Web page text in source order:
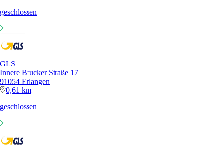
geschlossen
GLS
Innere Brucker Straße 17
91054 Erlangen
0,61 km
geschlossen